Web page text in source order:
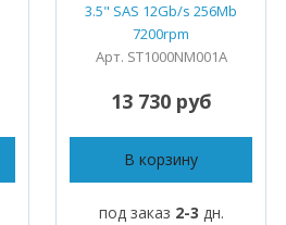
3.5" SAS 12Gb/s 256Mb
7200rpm
Арт. ST1000NM001A
13 730 руб
В корзину
под заказ 2-3 дн.